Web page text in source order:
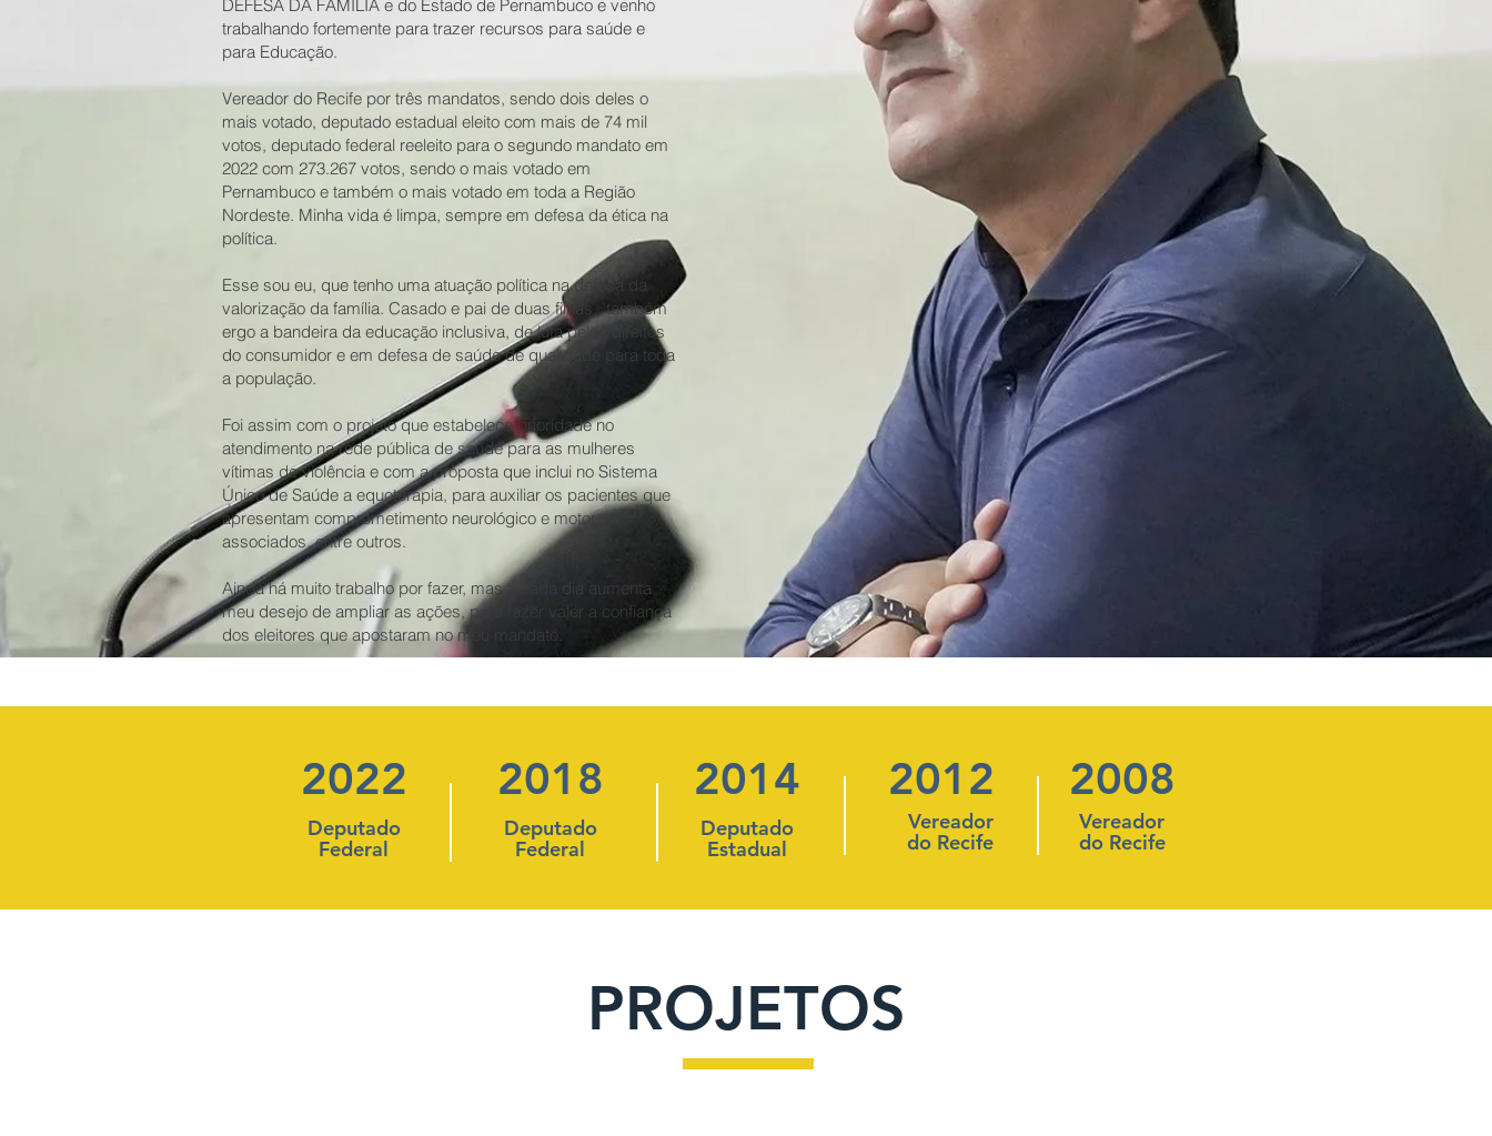
DEFESA DA FAMÍLIA e do Estado de Pernambuco e venho
trabalhando fortemente para trazer recursos para saúde e
para Educação.
Vereador do Recife por três mandatos, sendo dois deles o
mais votado, deputado estadual eleito com mais de 74 mil
votos, deputado federal reeleito para o segundo mandato em
2022 com 273.267 votos, sendo o mais votado em
Pernambuco e também o mais votado em toda a Região
Nordeste. Minha vida é limpa, sempre em defesa da ética na
política.
Esse sou eu, que tenho uma atuação política na defesa da
valorização da família. Casado e pai de duas filhas, também
ergo a bandeira da educação inclusiva, de luta pelos direitos
do consumidor e em defesa de saúde de qualidade para toda
a população.
Foi assim com o projeto que estabelece prioridade no
atendimento na rede pública de saúde para as mulheres
vítimas de violência e com a proposta que inclui no Sistema
Único de Saúde a equoterapia, para auxiliar os pacientes que
apresentam comprometimento neurológico e motor
associados, entre outros.
Ainda há muito trabalho por fazer, mas a cada dia aumenta
meu desejo de ampliar as ações, para fazer valer a confiança
dos eleitores que apostaram no meu mandato.
PROJETOS
2022
Deputado
Federal
2018
Deputado
Federal
2014
Deputado
Estadual
2012
Vereador
do Recife
2008
Vereador
do Recife